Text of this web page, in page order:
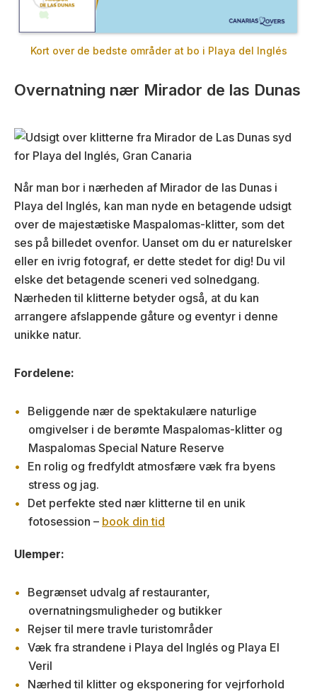
Kort over de bedste områder at bo i Playa del Inglés
Overnatning nær Mirador de las Dunas
Når man bor i nærheden af Mirador de las Dunas i
Playa del Inglés, kan man nyde en betagende udsigt
over de majestætiske Maspalomas-klitter, som det
ses på billedet ovenfor. Uanset om du er naturelsker
eller en ivrig fotograf, er dette stedet for dig! Du vil
elske det betagende sceneri ved solnedgang.
Nærheden til klitterne betyder også, at du kan
arrangere afslappende gåture og eventyr i denne
unikke natur.
Fordelene:
Beliggende nær de spektakulære naturlige
omgivelser i de berømte Maspalomas-klitter og
Maspalomas Special Nature Reserve
En rolig og fredfyldt atmosfære væk fra byens
stress og jag.
Det perfekte sted nær klitterne til en unik
fotosession – book din tid
Ulemper:
Begrænset udvalg af restauranter,
overnatningsmuligheder og butikker
Rejser til mere travle turistområder
Væk fra strandene i Playa del Inglés og Playa El
Veril
Nærhed til klitter og eksponering for vejrforhold